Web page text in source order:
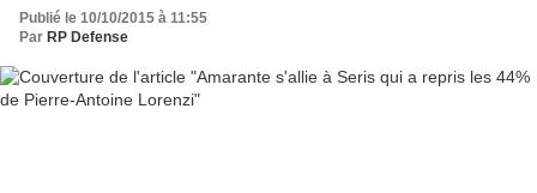
Publié le 10/10/2015 à 11:55
Par RP Defense